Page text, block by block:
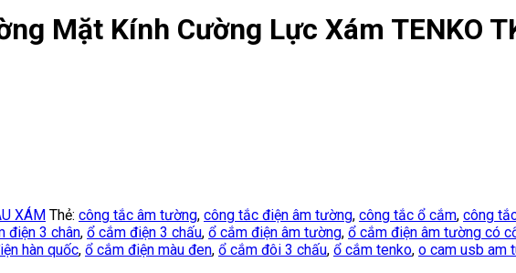
Mặt Kính Cường Lực Xám TENKO
XÁM Thẻ: công tắc âm tường, công tắc điện âm tường, công tắc ổ cắm, công
điện 3 chân, ổ cắm điện 3 chấu, ổ cắm điện âm tường, ổ cắm điện âm tường có
hàn quốc, ổ cắm điện màu đen, ổ cắm đôi 3 chấu, ổ cắm tenko, o cam usb am